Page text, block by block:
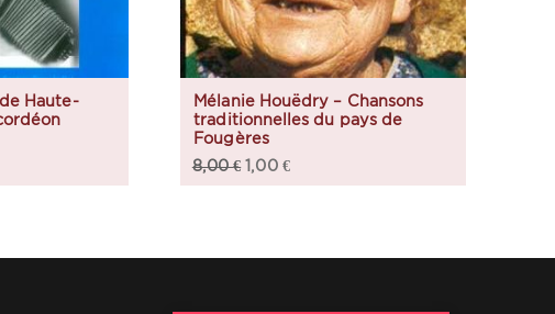
Haute-
Mélanie Houëdry – Chansons
traditionnelles du pays de
Fougères
8,00€ 1,00 €